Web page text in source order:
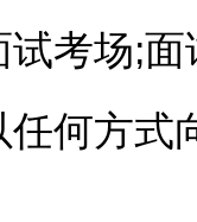
考场;
任何方